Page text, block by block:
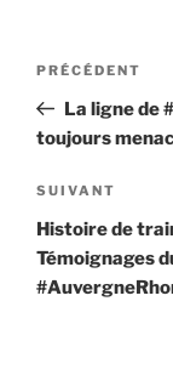
Navigation
l’article
Article
précédent
PRÉCÉDENT
La ligne de
toujours
Article
suivant
SUIVANT
Histoire de
Témoignages